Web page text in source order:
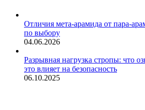
Отличия мета-арамида от пара-
по выбору
04.06.2026
Разрывная нагрузка стропы: что
это влияет на безопасность
06.10.2025